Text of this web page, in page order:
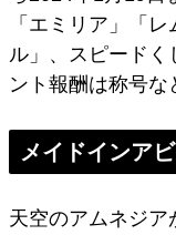
「エミリア」「
ル」、スピード
ント報酬は称号な
メイドインア
天空のアムネジア